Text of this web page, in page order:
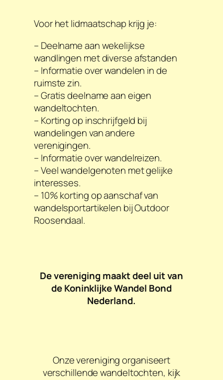
Voor het lidmaatschap krijg je:
– Deelname aan wekelijkse
wandlingen met diverse afstanden
– Informatie over wandelen in de
ruimste zin.
– Gratis deelname aan eigen
wandeltochten.
– Korting op inschrijfgeld bij
wandelingen van andere
verenigingen.
– Informatie over wandelreizen.
– Veel wandelgenoten met gelijke
interesses.
– 10% korting op aanschaf van
wandelsportartikelen bij Outdoor
Roosendaal.
De vereniging maakt deel uit van
de Koninklijke Wandel Bond
Nederland.
Onze vereniging organiseert
verschillende wandeltochten, kijk